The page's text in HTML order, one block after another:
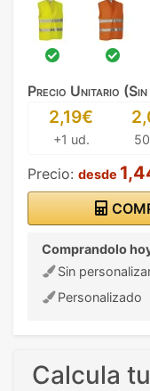
Precio Unitario (Sin
2,19€
+1 ud.
Precio: desde
Comprandolo
Sin
Personalizado
Calcula